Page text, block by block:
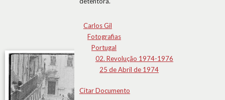
Carlos Gil
Fotografias
Portugal
02. Revolução 1974-1976
25 de Abril de 1974
Citar Documento